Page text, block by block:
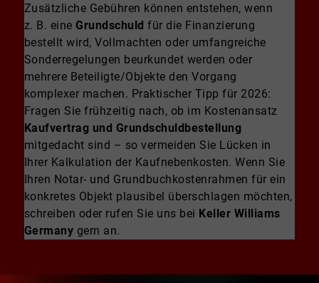
Zusätzliche Gebühren können entstehen, wenn
z. B. eine Grundschuld für die Finanzierung
bestellt wird, Vollmachten oder umfangreiche
Sonderregelungen beurkundet werden oder
mehrere Beteiligte/Objekte den Vorgang
komplexer machen. Praktischer Tipp für 2026:
Fragen Sie frühzeitig nach, ob im Kostenansatz
Kaufvertrag und Grundschuldbestellung
mitgedacht sind – so vermeiden Sie Lücken in
Ihrer Kalkulation der Kaufnebenkosten. Wenn Sie
Ihren Notar- und Grundbuchkostenrahmen für ein
konkretes Objekt plausibel überschlagen möchten,
schreiben oder rufen Sie uns bei Keller Williams
Germany gern an.